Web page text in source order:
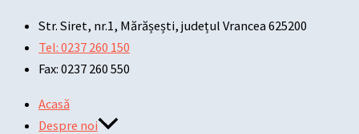
Str. Siret, nr.1, Mărășești, județul Vrancea 625200
Tel: 0237 260 150
Fax: 0237 260 550
Acasă
Despre noi